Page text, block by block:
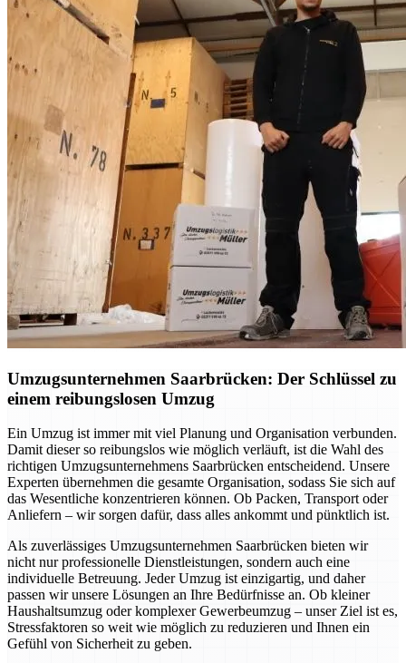
Umzugsunternehmen Saarbrücken: Der Schlüssel zu
einem reibungslosen Umzug
Ein Umzug ist immer mit viel Planung und Organisation verbunden.
Damit dieser so reibungslos wie möglich verläuft, ist die Wahl des
richtigen Umzugsunternehmens Saarbrücken entscheidend. Unsere
Experten übernehmen die gesamte Organisation, sodass Sie sich auf
das Wesentliche konzentrieren können. Ob Packen, Transport oder
Anliefern – wir sorgen dafür, dass alles ankommt und pünktlich ist.
Als zuverlässiges Umzugsunternehmen Saarbrücken bieten wir
nicht nur professionelle Dienstleistungen, sondern auch eine
individuelle Betreuung. Jeder Umzug ist einzigartig, und daher
passen wir unsere Lösungen an Ihre Bedürfnisse an. Ob kleiner
Haushaltsumzug oder komplexer Gewerbeumzug – unser Ziel ist es,
Stressfaktoren so weit wie möglich zu reduzieren und Ihnen ein
Gefühl von Sicherheit zu geben.